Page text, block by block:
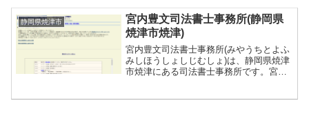
静岡県焼津市
宮内豊文司法書士事務所(静岡県
焼津市焼津)
宮内豊文司法書士事務所(みやうちとよふ
みしほうしょしじむしょ)は、静岡県焼津
市焼津にある司法書士事務所です。宮内